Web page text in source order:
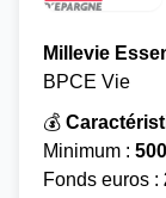
Millevie
BPCE Vie
💰
Minimum :
Fonds euros :